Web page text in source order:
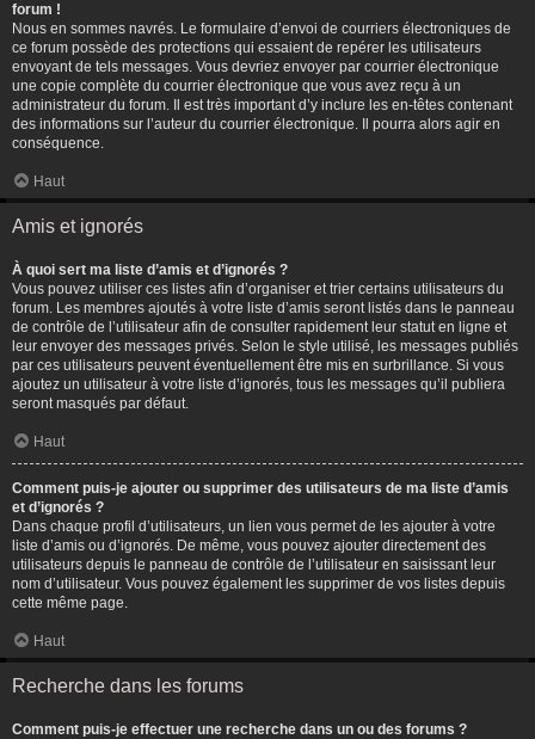
forum !
Nous en sommes navrés. Le formulaire d’envoi de courriers électroniques de
ce forum possède des protections qui essaient de repérer les utilisateurs
envoyant de tels messages. Vous devriez envoyer par courrier électronique
une copie complète du courrier électronique que vous avez reçu à un
administrateur du forum. Il est très important d’y inclure les en-têtes contenant
des informations sur l’auteur du courrier électronique. Il pourra alors agir en
conséquence.
Haut
Amis et ignorés
À quoi sert ma liste d’amis et d’ignorés ?
Vous pouvez utiliser ces listes afin d’organiser et trier certains utilisateurs du
forum. Les membres ajoutés à votre liste d’amis seront listés dans le panneau
de contrôle de l’utilisateur afin de consulter rapidement leur statut en ligne et
leur envoyer des messages privés. Selon le style utilisé, les messages publiés
par ces utilisateurs peuvent éventuellement être mis en surbrillance. Si vous
ajoutez un utilisateur à votre liste d’ignorés, tous les messages qu’il publiera
seront masqués par défaut.
Haut
Comment puis-je ajouter ou supprimer des utilisateurs de ma liste d’amis
et d’ignorés ?
Dans chaque profil d’utilisateurs, un lien vous permet de les ajouter à votre
liste d’amis ou d’ignorés. De même, vous pouvez ajouter directement des
utilisateurs depuis le panneau de contrôle de l’utilisateur en saisissant leur
nom d’utilisateur. Vous pouvez également les supprimer de vos listes depuis
cette même page.
Haut
Recherche dans les forums
Comment puis-je effectuer une recherche dans un ou des forums ?